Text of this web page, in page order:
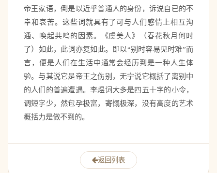
帝王家语，倒是以近乎普通人的身份，诉说自已的不
幸和哀苦。这些词就具有了可与人们感情上相互沟
通、唤起共鸣的因素。《虞美人》（春花秋月何时
了）如此，此词亦复如此。即以“别时容易见时难”而
言，便是人们在生活中通常会经历到是一种人生体
验。与其说它是帝王之伤别，无宁说它概括了离别中
的人们的普遍遭遇。李煜词大多是四五十字的小令，
调短字少，然包孕极富，寄慨极深，没有高度的艺术
概括力是做不到的。
返回列表